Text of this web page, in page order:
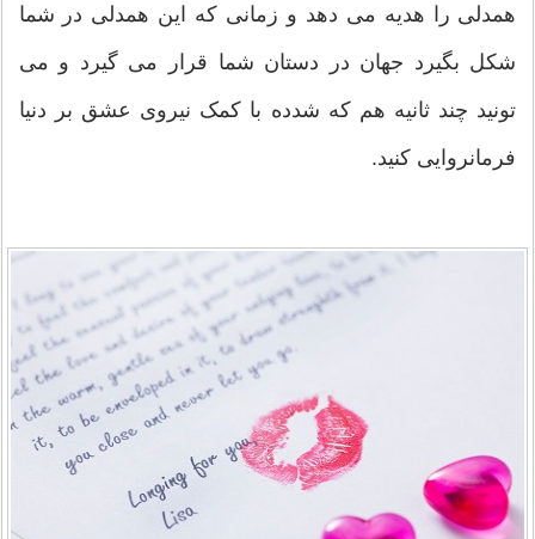
همدلی را هدیه می دهد و زمانی که این همدلی در شما
شکل بگیرد جهان در دستان شما قرار می گیرد و می
تونید چند ثانیه هم که شدده با کمک نیروی عشق بر دنیا
فرمانروایی کنید.